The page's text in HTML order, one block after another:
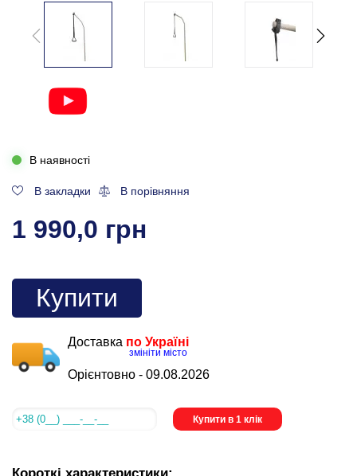
В наявності
В закладки В порівняння
1 990,0 грн
Купити
Доставка по Україні
змініти місто
Орієнтовно - 09.08.2026
Купити в 1 клік